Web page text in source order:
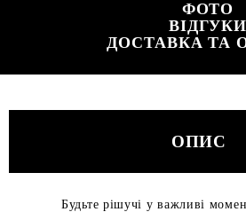
ФОТО
ВІДГУКИ
ДОСТАВКА ТА
ОПИС
Будьте рішучі у важливі